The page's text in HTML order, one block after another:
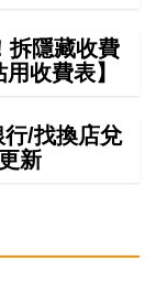
拆隱藏收費
收費表】
/找換店兌
新